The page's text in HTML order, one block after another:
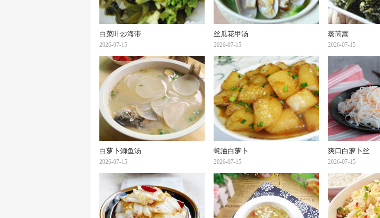
白菜叶炒海带
2026-07-15
丝瓜花甲汤
2026-07-15
蒸茼蒿
2026-07-15
白萝卜鲫鱼汤
2026-07-15
蚝油白萝卜
2026-07-15
爽口白萝卜丝
2026-07-15